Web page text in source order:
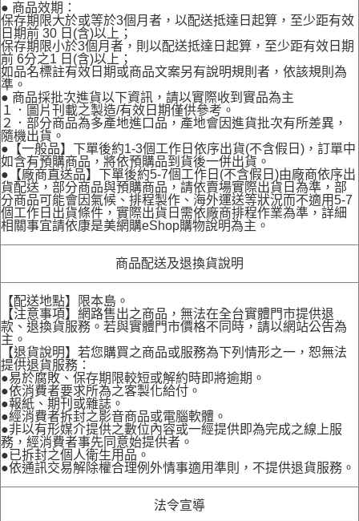
● 商品效期：
保存期限大於或等於3個月者，以配送抵達日起算，至少距有效
日期前 30 日(含)以上；
保存期限小於3個月者，則以配送抵達日起算，至少距有效日期
前 6分之1 日(含)以上；
如品名標註有效日期或商品文案另有說明規則者，依該規則為
準。
● 商品採批次進貨以下資訊，請以實際收到實品為主
１．圖片刊載之製造/有效日期僅供參考。
２．部分商品為多產地進口品，產地會因進貨批次有所差異，
隨機出貨。
●【一般品】下單後約1-3個工作日依序出貨(不含假日)，訂單中
如含有預購商品，將依預購品到貨後一併出貨。
●【廠商直送品】下單後約5-7個工作日(不含假日)由廠商依序出
貨配送，部分商品與預購商品，請依賣場實際出貨日為準，部
分商品可能會因氣候、排程製作、海外運送等狀況而不適用5-7
個工作日出貨條件，實際出貨日需依廠商排程作業為準，詳細
相關事宜請依康是美網購eShop購物說明為主。
商品配送及退換貨說明
【配送地點】限本島。
【注意事項】網路售出之商品，無法在全台實體門市提供退
款、退換貨服務。若與實體門市價格不同時，請以網站公告為
主。
【退貨說明】若您購買之商品或服務為下列情形之一，恕無法
提供退貨服務：
●易於腐敗、保存期限較短或解約時即將逾期。
●依消費者要求所為之客製化給付。
●報紙、期刊或雜誌。
●經消費者拆封之影音商品或電腦軟體。
●非以有形媒介提供之數位內容或一經提供即為完成之線上服
務，經消費者事先同意始提供者。
●已拆封之個人衛生用品。
●依通訊交易解除權合理例外情事適用準則，不提供退貨服務。
法令宣導